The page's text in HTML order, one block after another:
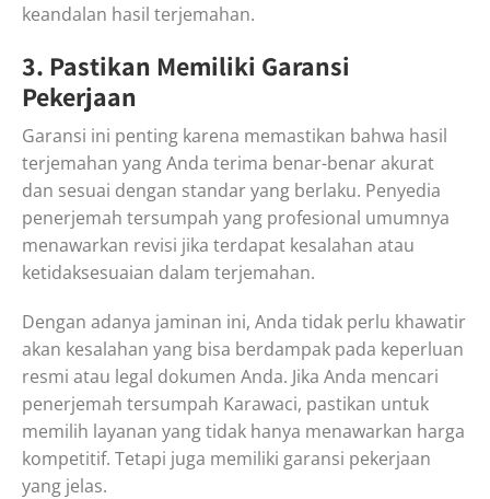
keandalan hasil terjemahan.
3. Pastikan Memiliki Garansi
Pekerjaan
Garansi ini penting karena memastikan bahwa hasil
terjemahan yang Anda terima benar-benar akurat
dan sesuai dengan standar yang berlaku. Penyedia
penerjemah tersumpah yang profesional umumnya
menawarkan revisi jika terdapat kesalahan atau
ketidaksesuaian dalam terjemahan.
Dengan adanya jaminan ini, Anda tidak perlu khawatir
akan kesalahan yang bisa berdampak pada keperluan
resmi atau legal dokumen Anda. Jika Anda mencari
penerjemah tersumpah Karawaci, pastikan untuk
memilih layanan yang tidak hanya menawarkan harga
kompetitif. Tetapi juga memiliki garansi pekerjaan
yang jelas.